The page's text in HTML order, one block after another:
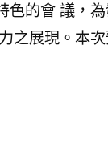
的會 議，
展現。本次